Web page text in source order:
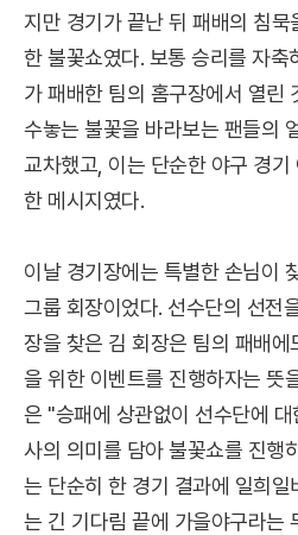
지만 경기가 끝난 뒤 패배의 침묵
한 불꽃쇼였다. 보통 승리를 자
가 패배한 팀의 홈구장에서 열린
수놓는 불꽃을 바라보는 팬들의
교차했고, 이는 단순한 야구 경기
한 메시지였다.
이날 경기장에는 특별한 손님이
그룹 회장이었다. 선수단의 선전
장을 찾은 김 회장은 팀의 패배
을 위한 이벤트를 진행하자는 뜻
은 "승패에 상관없이 선수단에
사의 의미를 담아 불꽃쇼를 진행
는 단순히 한 경기 결과에 일희
는 긴 기다림 끝에 가을야구라는